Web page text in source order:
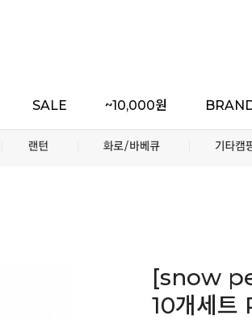
SALE ~10,000원
[snow
10개세트